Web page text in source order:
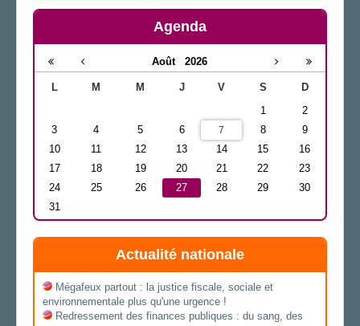
Agenda
Août 2026
L M M J V S
D
1
2
3
4 5 6 7 8
9
10
11 12 13 14 15
16
17
18 19 20 21 22
23
24
25 26 27 28 29
30
31
Actualité nationale
Mégafeux partout : la justice fiscale, sociale et
environnementale plus qu'une urgence !
Redressement des finances publiques : du sang, des